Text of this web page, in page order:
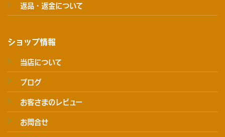
返品・返金について
ショップ情報
当店について
ブログ
お客さまのレビュー
お問合せ